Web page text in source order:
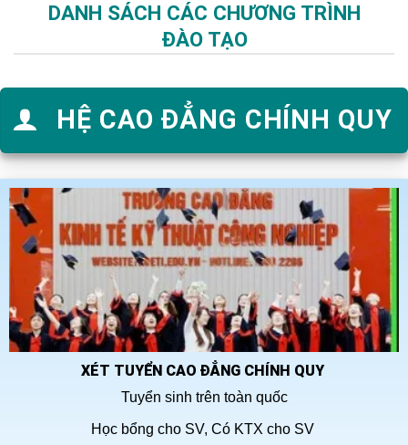
DANH SÁCH CÁC CHƯƠNG TRÌNH
ĐÀO TẠO
HỆ CAO ĐẲNG CHÍNH QUY
XÉT TUYỂN CAO ĐẲNG CHÍNH QUY
Tuyển sinh trên toàn quốc
Học bổng cho SV, Có KTX cho SV